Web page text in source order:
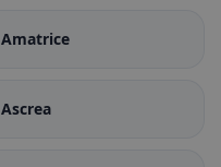
Amatrice
Ascrea